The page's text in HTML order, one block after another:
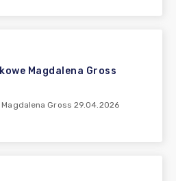
Magdalena Gross
Gross 29.04.2026